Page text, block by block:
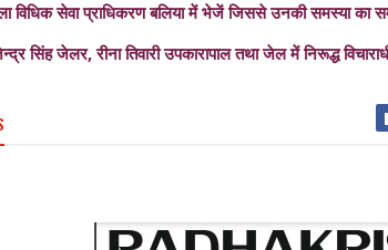
विधिक सेवा प्राधिकरण बलिया में भेजें जिससे उनकी समस्या का
सिंह जेलर, रीना तिवारी उपकारापाल तथा जेल में निरूद्ध